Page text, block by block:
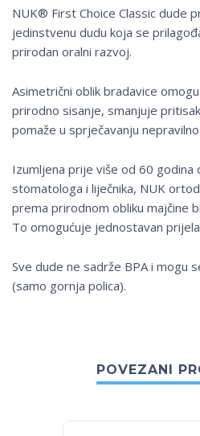
NUK® First Choice Classic dude
jedinstvenu dudu koja se
prirodan oralni razvoj.
Asimetrični oblik bradavice
prirodno sisanje, smanjuje
pomaže u sprječavanju
Izumljena prije više od 60 godina
stomatologa i liječnika, NUK
prema prirodnom obliku majčine
To omogućuje jednostavan
Sve dude ne sadrže BPA i mogu
(samo gornja polica).
POVEZANI